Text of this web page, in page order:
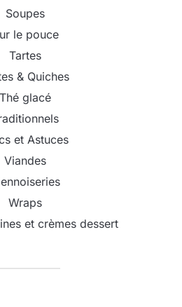
Soupes
le pouce
Tartes
& Quiches
Thé glacé
et Astuces
Viandes
Wraps
et crèmes dessert